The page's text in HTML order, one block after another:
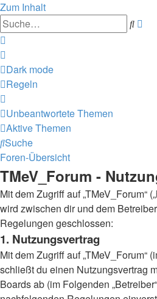
Zum Inhalt
Suche
Dark mode
Regeln
Unbeantwortete Themen
Aktive Themen
Suche
Foren-Übersicht
TMeV_Forum -
Mit dem Zugriff auf „TMeV_Forum“
wird zwischen dir und dem
Regelungen geschlossen:
1. Nutzungsvertrag
Mit dem Zugriff auf „TMeV_Forum“
schließt du einen Nutzungsvertrag
Boards ab (im Folgenden